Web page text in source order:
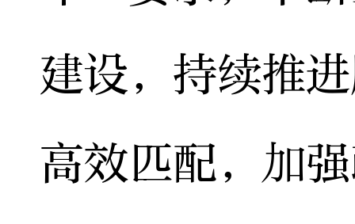
建设，持续推
高效匹配，加